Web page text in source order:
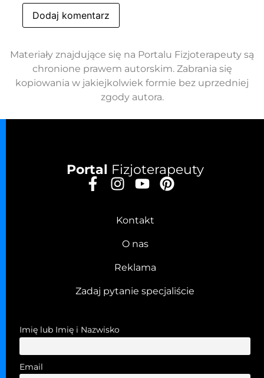
Materiały znajdujące się na Portalu Fizjoterapeuty są
chronione prawem autorskim. Zabrania się
kopiowania w jakiejkolwiek formie bez uprzedniej
zgody autora.
Portal Fizjoterapeuty
Kontakt
O nas
Reklama
Zadaj pytanie specjaliście
Imię lub Imię i Nazwisko
Email